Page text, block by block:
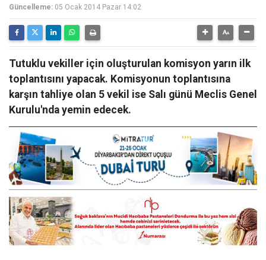
Güncelleme: 05 Ocak 2014 Pazar 14:02
Tutuklu vekiller için oluşturulan komisyon yarın ilk
toplantısını yapacak. Komisyonun toplantısına
karşın tahliye olan 5 vekil ise Salı günü Meclis Genel
Kurulu'nda yemin edecek.